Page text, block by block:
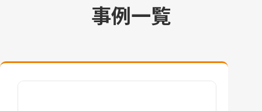
事例一覧